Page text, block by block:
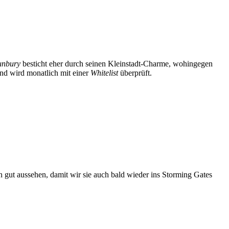
besticht eher durch seinen Kleinstadt-Charme, wohingegen
wird monatlich mit einer Whitelistüberprüft.
aussehen, damit wir sie auch bald wieder ins Storming Gates